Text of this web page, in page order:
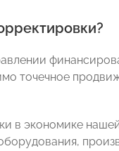
точечное
в экономике